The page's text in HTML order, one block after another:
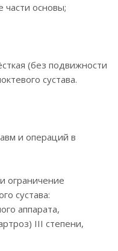
основы;
(без подвижности
сустава.
и операций в
ограничение
сустава:
аппарата,
III степени,